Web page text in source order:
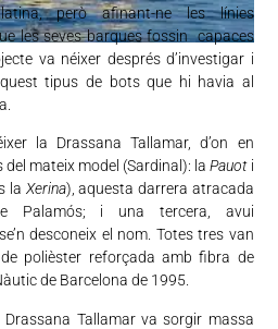
però afinant-ne les línies
les seves barques fossin capaces
va néixer després d’investigar i
tipus de bots que hi havia al
la Drassana Tallamar, d’on en
mateix model (Sardinal): laPauoti
la Xerina), aquesta darrera atracada
Palamós; i una tercera, avui
desconeix el nom. Totes tres van
polièster reforçada amb fibra de
de Barcelona de 1995.
Tallamar va sorgir massa